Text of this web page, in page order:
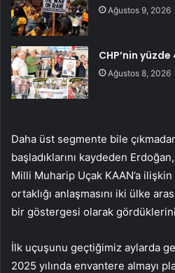
Ağustos 9, 2026
CHP’nin yüzde
Ağustos 8, 2026
Daha üst segmente bile
başladıklarını kaydeden
Milli Muharip Uçak KAAN’a ilişkin
ortaklığı anlaşmasını iki ülke
bir göstergesi olarak
İlk uçuşunu geçtiğimiz aylarda
2025 yılında envantere almayı